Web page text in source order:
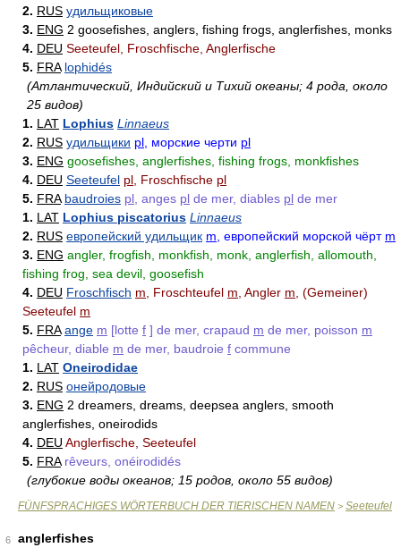
2. RUS удильщиковые
3. ENG 2 goosefishes, anglers, fishing frogs, anglerfishes, monks
4. DEU Seeteufel, Froschfische, Anglerfische
5. FRA lophidés
(Атлантический, Индийский и Тихий океаны; 4 рода, около
25 видов)
1. LAT Lophius Linnaeus
2. RUS удильщики pl , морские черти pl
3. ENG goosefishes, anglerfishes, fishing frogs, monkfishes
4. DEU Seeteufel pl , Froschfische pl
5. FRA baudroies pl , anges pl de mer, diables pl de mer
1. LAT Lophius piscatorius Linnaeus
2. RUS европейский удильщик m , европейский морской чёрт m
3. ENG angler, frogfish, monkfish, monk, anglerfish, allomouth,
fishing frog, sea devil, goosefish
4. DEU Froschfisch m , Froschteufel m , Angler m , (Gemeiner)
Seeteufel m
5. FRA ange m [lotte f ] de mer, crapaud m de mer, poisson m
pêcheur, diable m de mer, baudroie f commune
1. LAT Oneirodidae
2. RUS онейродовые
3. ENG 2 dreamers, dreams, deepsea anglers, smooth
anglerfishes, oneirodids
4. DEU Anglerfische, Seeteufel
5. FRA rêveurs, onéirodidés
(глубокие воды океанов; 15 родов, около 55 видов)
FÜNFSPRACHIGES WÖRTERBUCH DER TIERISCHEN NAMEN > Seeteufel
6 anglerfishes